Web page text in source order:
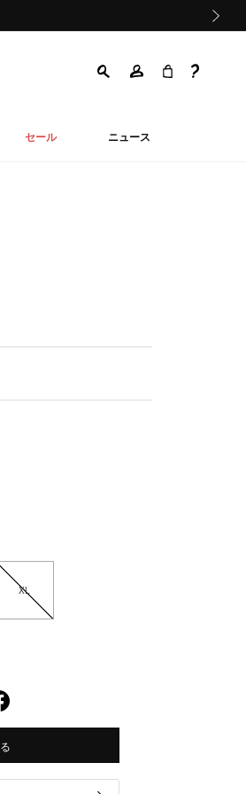
セール ニュース
XL